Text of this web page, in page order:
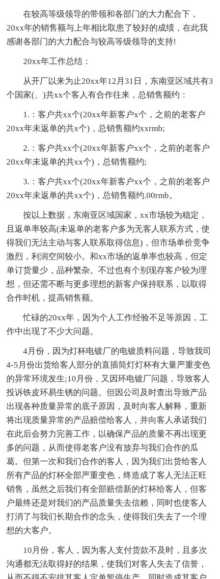
在较高等级领导的带领和各部门的大力配合下，
20xx年的销售额与上年相比取患了较好的成绩，在此我
感谢各部门的大力配合与较高等级领导的支持!
20xx年工作总结：
从开厂以来为止20xx年12月31日，东南亚区域共有3
个国家(、)共xx个客人有合作往来，总销售额约：
1.：客户共xx个(20xx年新客户x个，之前的老客户
20xx年未返单的共x个)，总销售额约xxrmb;
2.：客户共xx个(20xx年新客户xx个，之前的老客户
20xx年未返单的共xx个)，总销售额约;
3.：客户共xx个(20xx年新客户xx个，之前的老客户
20xx年未返单的共xx个)，总销售额约.00rmb。
按以上数据，东南亚区域国家，xx市场较为稳定，
且返单率较高(未返单的老客户多为无客人联系方式，使
得我们无法主动与客人联系取得信息)，但市场单价竞争
激烈，利润空间较小。和xx市场的返单率也较高，但定
单订货量少，品种繁杂。不过也有个别现存客户较为理
想，但还需不断与更多理想的新客户保持联系，以取得
合作时机，提高销售额。
忙碌的20xx年，因为个人工作经验不足等原因，工
作中出现了不少大问题。
4月份，因为灯杯电镀厂的电镀质料问题，导致我司
4-5月份出货给客人部分的直插筒灯灯杯有大量严重变色
的异常环境发生;10月份，又因环电镀厂问题，导致客人
投诉铁皮环易生锈的问题。但因公司及时查出导致产品
出现各种质量异常的底子原因，及时向客人解释，重新
将出现质量异常的产品赔偿给客人，并向客人承诺我们
在此后会努力完善工作，以确保产品的质量不再出现更
多的问题，从而使得老客户没有放弃与我们合作的瓜
葛。但第一次和我们合作的客人，因为我们出货给客人
所有产品的灯杯全部严重变色，终造成了客人无法正旺
销售，虽然之后我们有全部赔偿新的灯杯给客人，但客
户最终还是对我们的产品质量失去信赖，同时也使客人
打消了与我们长期合作的念头，使得我们失去了一个理
想的大客户。
10月份，客人，因为客人支付货款不及时，且多次
沟通都无法取得好的结果，使我们对客人失去了信誉，